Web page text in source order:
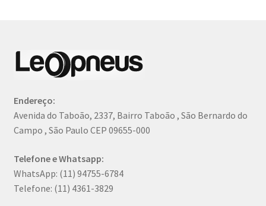
Endereço:
Avenida do Taboão, 2337, Bairro Taboão , São Bernardo do
Campo , São Paulo CEP 09655-000
Telefone e Whatsapp:
WhatsApp: (11) 94755-6784
Telefone: (11) 4361-3829